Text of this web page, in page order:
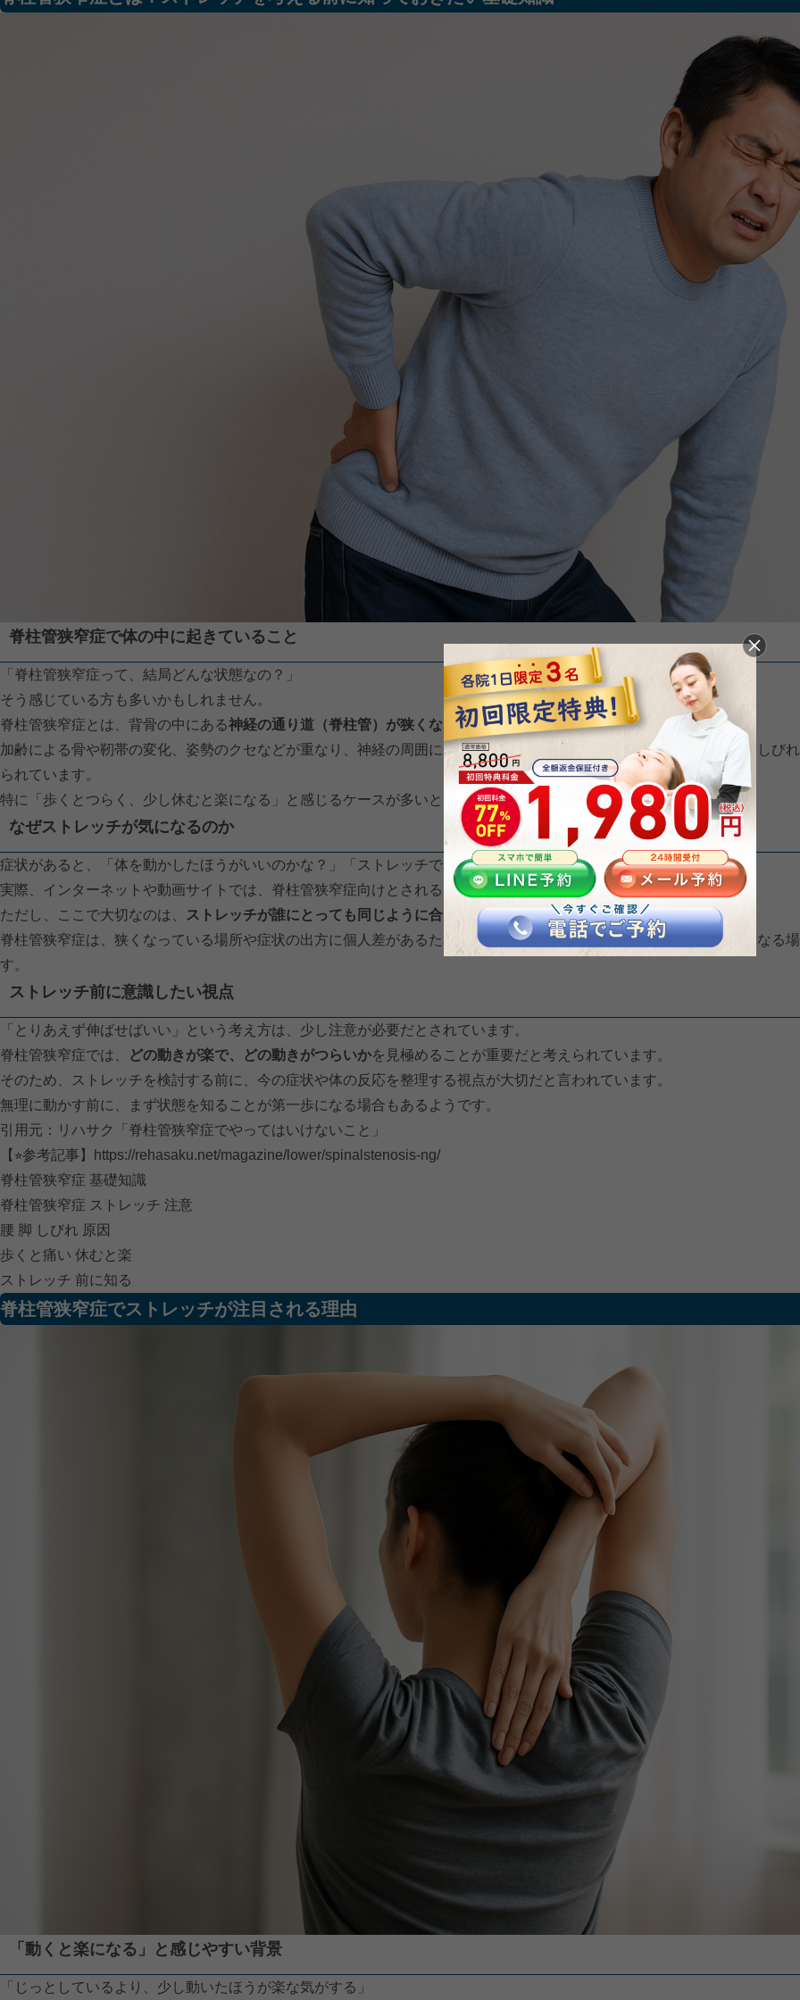
脊柱管狭窄症で体の中に起きていること
「脊柱管狭窄症って、結局どんな状態なの？」
そう感じている方も多いかもしれません。
脊柱管狭窄症とは、背骨の中にある神経の通り道（脊柱管）が狭くなる状態を指すと言われています。
加齢による骨や靭帯の変化、姿勢のクセなどが重なり、神経の周囲に余裕がなくなることで、腰やお尻、脚に違和感やしび
られています。
特に「歩くとつらく、少し休むと楽になる」と感じるケースが多いとも言われています。
なぜストレッチが気になるのか
症状があると、「体を動かしたほうがいいのかな？」「ストレッチで楽になる？」と考える方も少なくないようです。
実際、インターネットや動画サイトでは、脊柱管狭窄症向けとされるストレッチ情報をよく見かけます。
ただし、ここで大切なのは、
ストレッチが誰にとっても同じように合うわけではないという点だと考えられています。
脊柱管狭窄症は、狭くなっている場所や症状の出方に個人差があるため、「良さそうだから」と始めた動きが、負担になる
す。
ストレッチ前に意識したい視点
「とりあえず伸ばせばいい」という考え方は、少し注意が必要だとされています。
脊柱管狭窄症では、
どの動きが楽で、どの動きがつらいかを見極めることが重要だと考えられています。
そのため、ストレッチを検討する前に、今の症状や体の反応を整理する視点が大切だと言われています。
無理に動かす前に、まず状態を知ることが第一歩になる場合もあるようです。
引用元：リハサク「脊柱管狭窄症でやってはいけないこと」
【⭐︎参考記事】
https://rehasaku.net/magazine/lower/spinalstenosis-ng/
脊柱管狭窄症 基礎知識
脊柱管狭窄症 ストレッチ 注意
腰 脚 しびれ 原因
歩くと痛い 休むと楽
ストレッチ 前に知る
脊柱管狭窄症でストレッチが注目される理由
「動くと楽になる」と感じやすい背景
「じっとしているより、少し動いたほうが楽な気がする」